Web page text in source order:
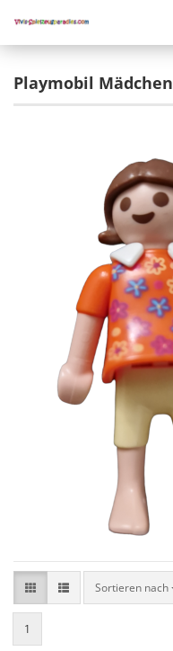
Playmobil Mädchen
Sortieren nach
1